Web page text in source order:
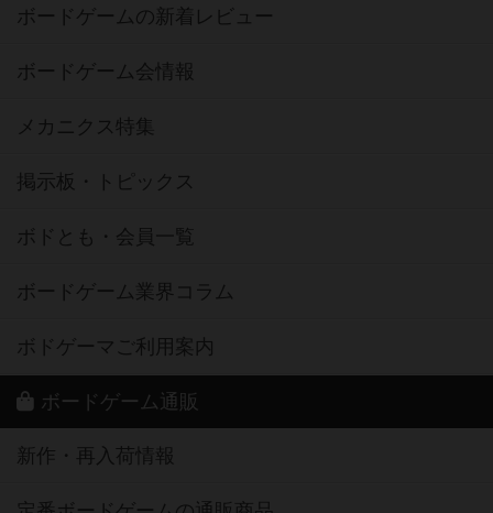
ボードゲームの新着レビュー
ボードゲーム会情報
メカニクス特集
掲示板・トピックス
ボドとも・会員一覧
ボードゲーム業界コラム
ボドゲーマご利用案内
ボードゲーム通販
新作・再入荷情報